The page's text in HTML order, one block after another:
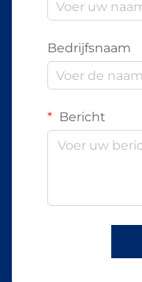
Bedrijfsnaam
Bericht